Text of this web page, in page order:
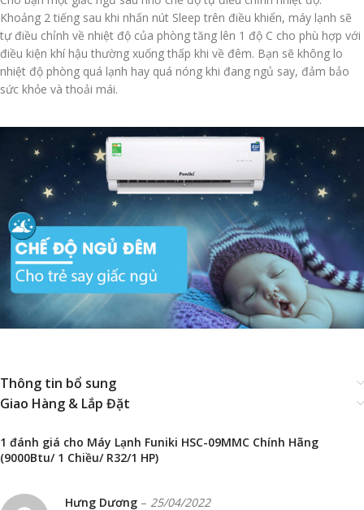
Khoảng 2 tiếng sau khi nhấn nút Sleep trên điều khiển, máy lạnh sẽ
tự điều chỉnh về nhiệt độ của phòng tăng lên 1 độ C cho phù hợp với
điều kiện khí hậu thường xuống thấp khi về đêm. Bạn sẽ không lo
nhiệt độ phòng quá lạnh hay quá nóng khi đang ngủ say, đảm bảo
sức khỏe và thoải mái.
Thông tin bổ sung
Giao Hàng & Lắp Đặt
1 đánh giá cho Máy Lạnh Funiki HSC-09MMC Chính Hãng
(9000Btu/ 1 Chiều/ R32/1 HP)
Hưng Dương – 25/04/2022